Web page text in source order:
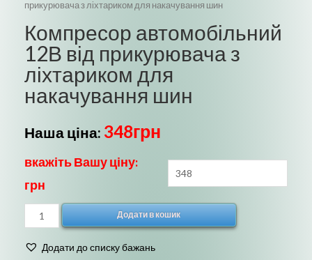
прикурювача з ліхтариком для накачування шин
Компресор автомобільний
12В від прикурювача з
ліхтариком для
накачування шин
Наша ціна: 348грн
вкажіть Вашу ціну:
грн
Компресор
автомобільний
12В
Додати в кошик
Додати до списку бажань